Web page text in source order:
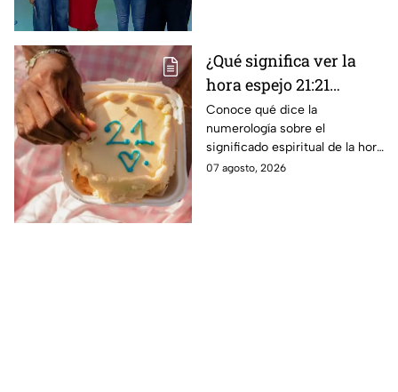
¿Qué significa ver la
hora espejo 21:21
constantemente según
la numerología?
Conoce qué dice la
numerología sobre el
significado espiritual de la hora
espejo 21:21, un mensaje
07 agosto, 2026